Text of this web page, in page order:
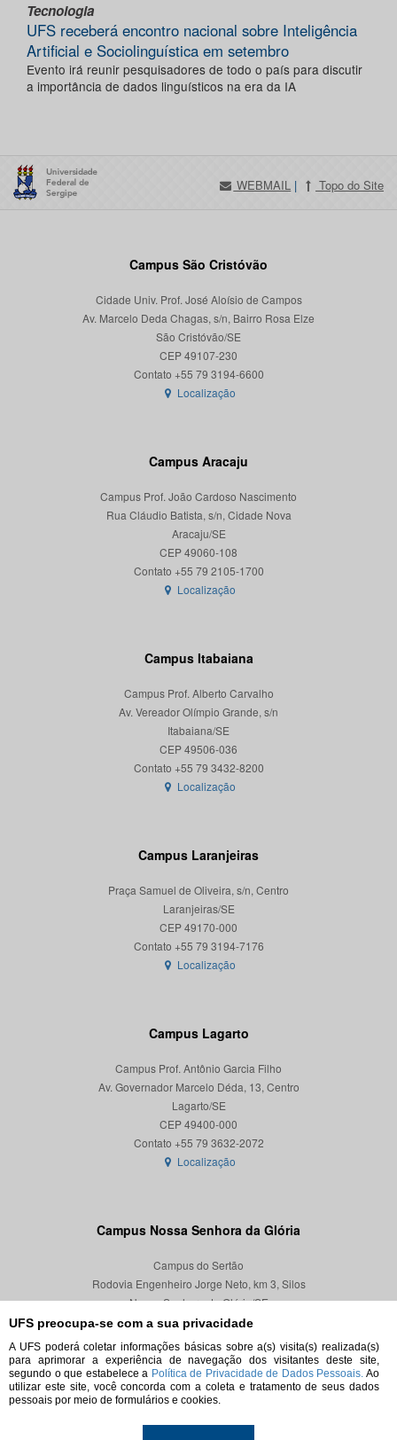
UFS preocupa-se com a sua privacidade
A UFS poderá coletar informações básicas sobre a(s) visita(s) realizada(s)
para aprimorar a experiência de navegação dos visitantes deste site,
segundo o que estabelece a Política de Privacidade de Dados Pessoais. Ao
utilizar este site, você concorda com a coleta e tratamento de seus dados
pessoais por meio de formulários e cookies.
Tecnologia
UFS receberá encontro nacional sobre Inteligência
Artificial e Sociolinguística em setembro
Evento irá reunir pesquisadores de todo o país para discutir
a importância de dados linguísticos na era da IA
WEBMAIL | Topo do Site
Campus São Cristóvão
Cidade Univ. Prof. José Aloísio de Campos
Av. Marcelo Deda Chagas, s/n, Bairro Rosa Elze
São Cristóvão/SE
CEP 49107-230
Localização
Campus Aracaju
Campus Prof. João Cardoso Nascimento
Rua Cláudio Batista, s/n, Cidade Nova
Aracaju/SE
CEP 49060-108
Localização
Campus Itabaiana
Campus Prof. Alberto Carvalho
Av. Vereador Olímpio Grande, s/n
Itabaiana/SE
CEP 49506-036
Localização
Campus Laranjeiras
Praça Samuel de Oliveira, s/n, Centro
Laranjeiras/SE
CEP 49170-000
Localização
Campus Lagarto
Campus Prof. Antônio Garcia Filho
Av. Governador Marcelo Déda, 13, Centro
Lagarto/SE
CEP 49400-000
Localização
Campus Nossa Senhora da Glória
Campus do Sertão
Rodovia Engenheiro Jorge Neto, km 3, Silos
Nossa Senhora da Glória/SE
CEP 49680-000
Localização